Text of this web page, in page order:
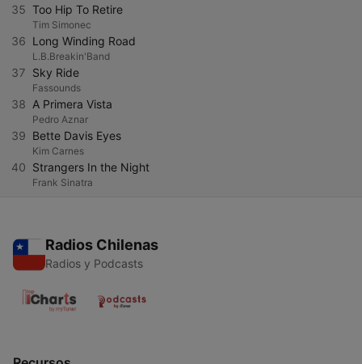
35 Too Hip To Retire
Tim Simonec
36 Long Winding Road
L.B.Breakin'Band
37 Sky Ride
Fassounds
38 A Primera Vista
Pedro Aznar
39 Bette Davis Eyes
Kim Carnes
40 Strangers In the Night
Frank Sinatra
Radios Chilenas
Radios y Podcasts